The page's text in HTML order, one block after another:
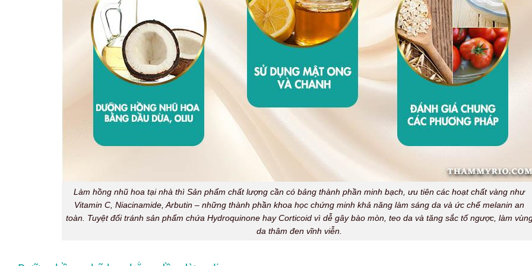
Làm hồng nhũ hoa tại nhà thì Sản phẩm chất lượng cần có bảng thành phần minh bạch, ưu tiên các hoạt chất vàng như
Vitamin C, Niacinamide, Arbutin – những thành phần khoa học chứng minh khả năng làm sáng da và ức chế melanin an
toàn. Tuyệt đối tránh sản phẩm chứa Hydroquinone hay Corticoid vì dễ gây bào mòn, teo da và tăng sắc tố ngược, làm
da thâm đen vĩnh viễn.